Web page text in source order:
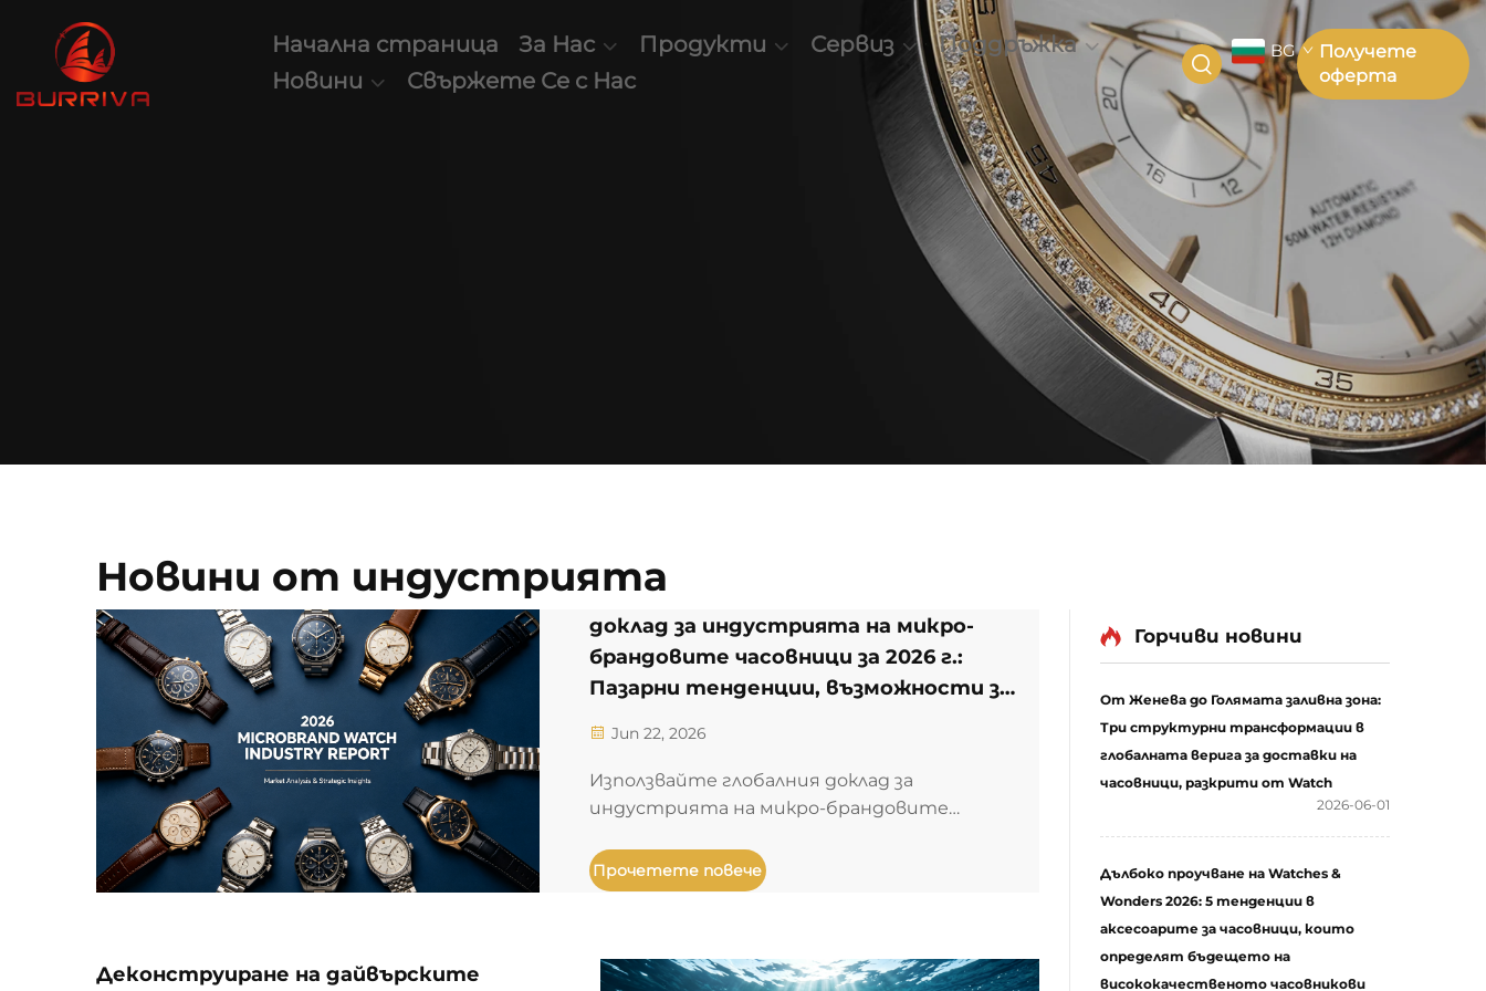
Начална страница За Нас Продукти Сервиз
Поддръжка
Новини
Свържете Се с Нас
BG
Получете
оферта
Новини от индустрията
доклад за индустрията на микро-
брандовите часовници за 2026 г.:
Пазарни тенденции, възможности за
Jun 22, 2026
Използвайте глобалния доклад за
индустрията на микро-брандовите
еволюиращите динамики на директната
към потребител (D2C) бизнес-модел,
промени към интеграция на веригата за
Прочетете повече
Деконструиране на дайвърските
Горчиви новини
От Женева до Голямата заливна зона:
Три структурни трансформации в
глобалната верига за доставки на
часовници, разкрити от Watch
2026-06-01
Дълбоко проучване на Watches &
Wonders 2026: 5 тенденции в
аксесоарите за часовници, които
определят бъдещето на
висококачественото часовникови